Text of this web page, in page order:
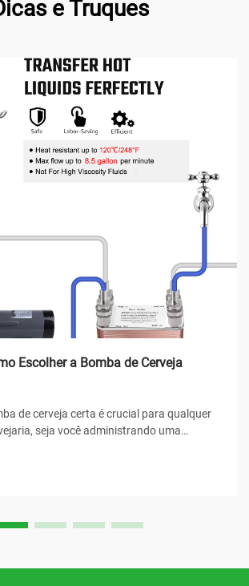
e Truques
Escolher a Bomba de Cerveja
de cerveja certa é crucial para qualquer
seja você administrando uma